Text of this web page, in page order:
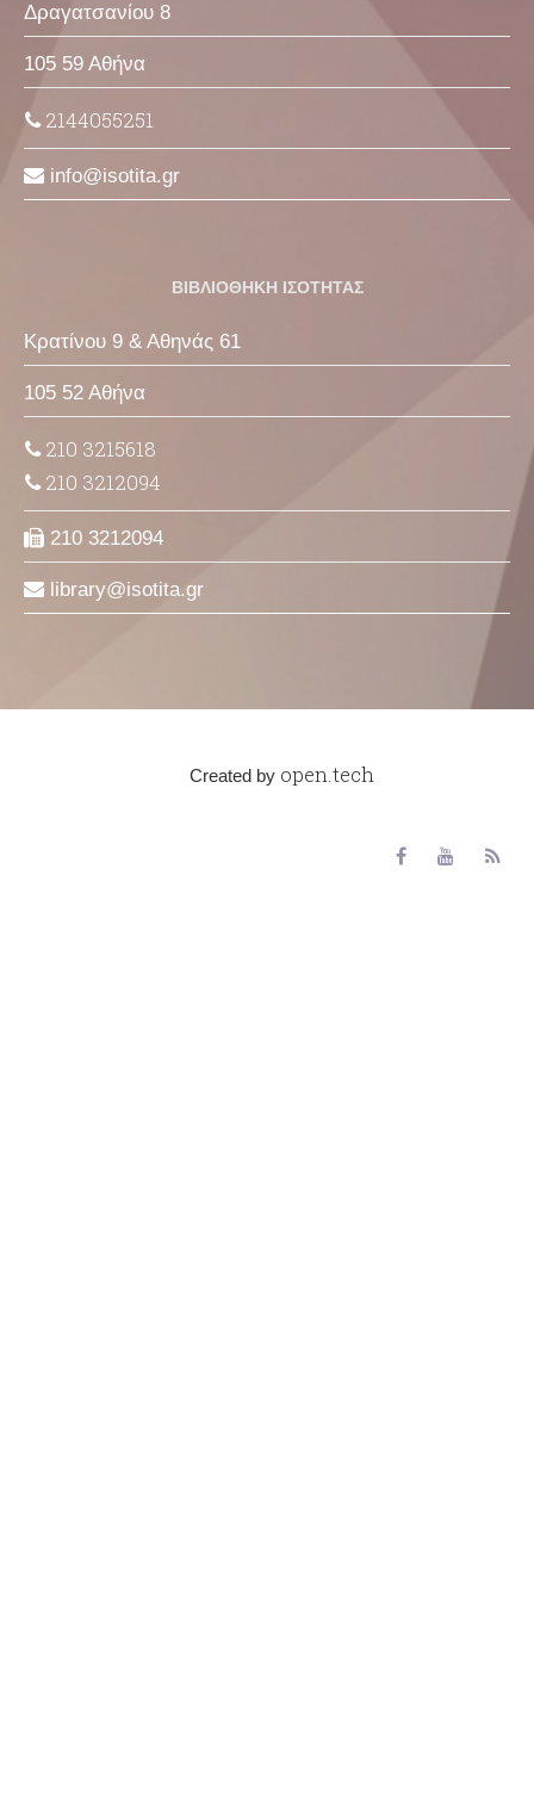
Δραγατσανίου 8
105 59 Αθήνα
2144055251
info isotita gr
ΒΙΒΛΙΟΘΗΚΗ ΙΣΟΤΗΤΑΣ
Κρατίνου 9 & Αθηνάς 61
105 52 Αθήνα
210 3215618
210 3212094
210 3212094
library isotita gr
Created by open.tech